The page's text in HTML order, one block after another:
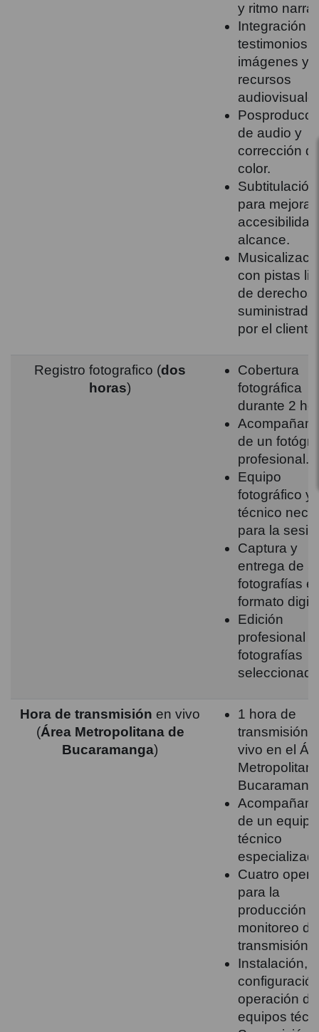
y ritmo
Integración
testimonios,
imágenes y
recursos
de audio y
corrección
color.
Subtitulación
para mejorar
alcance.
con pistas
de derechos
por el cliente.
Registro fotografico (dos
horas)
Cobertura
fotográfica
durante 2
de un
profesional.
Equipo
fotográfico y
técnico
para la
Captura y
entrega de
fotografías
formato
Edición
profesional
fotografías
Hora de transmisión en vivo
(Área Metropolitana de
Bucaramanga)
1 hora de
transmisión
vivo en el
de un equipo
técnico
Cuatro
para la
producción y
monitoreo
transmisión.
Instalación,
operación
equipos